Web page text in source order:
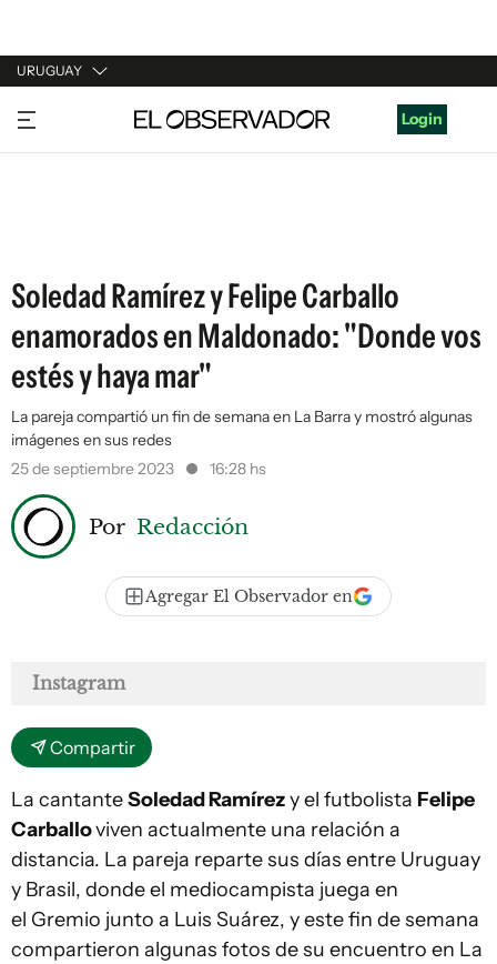
URUGUAY
URUGUAY
ARGENTINA
Login
Soledad Ramírez y Felipe Carballo
enamorados en Maldonado: "Donde vos
estés y haya mar"
La pareja compartió un fin de semana en La Barra y mostró algunas
imágenes en sus redes
25 de septiembre 2023
16:28 hs
Por Redacción
Agregar El Observador en
Instagram
Compartir
La cantanteSoledad Ramírezy el futbolista Felipe
Carballoviven actualmente una relación a
distancia. La pareja reparte sus días entre Uruguay
y Brasil, donde el mediocampista juega en
el Gremio junto a Luis Suárez, y este fin de semana
compartieron algunas fotos de su encuentro en La